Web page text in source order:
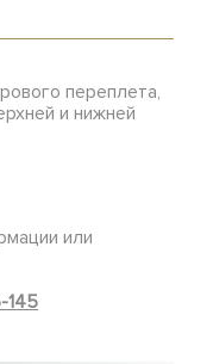
переплета,
и нижней
или
145